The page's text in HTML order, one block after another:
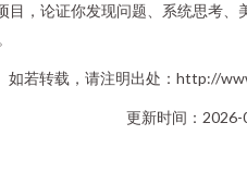
，论证你发现问题、系统思考
如若转载，请注明出处：http://
更新时间：